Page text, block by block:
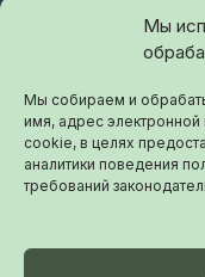
Мы
Мы собираем и
имя, адрес
cookie, в целях
аналитики поведения
требований